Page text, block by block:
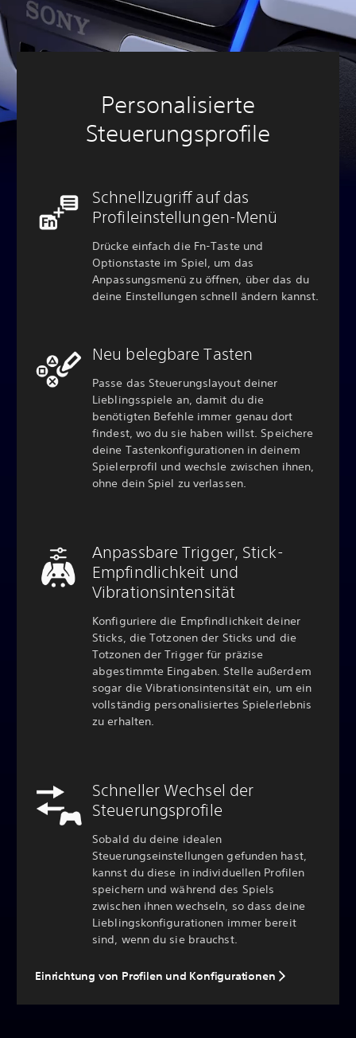
Personalisierte
Steuerungsprofile
Schnellzugriff auf das
Profileinstellungen-Menü
Drücke einfach die Fn-Taste und
Optionstaste im Spiel, um das
Anpassungsmenü zu öffnen, über das du
deine Einstellungen schnell ändern kannst.
Neu belegbare Tasten
Passe das Steuerungslayout deiner
Lieblingsspiele an, damit du die
benötigten Befehle immer genau dort
findest, wo du sie haben willst. Speichere
deine Tastenkonfigurationen in deinem
Spielerprofil und wechsle zwischen ihnen,
ohne dein Spiel zu verlassen.
Anpassbare Trigger, Stick-
Empfindlichkeit und
Vibrationsintensität
Konfiguriere die Empfindlichkeit deiner
Sticks, die Totzonen der Sticks und die
Totzonen der Trigger für präzise
abgestimmte Eingaben. Stelle außerdem
sogar die Vibrationsintensität ein, um ein
vollständig personalisiertes Spielerlebnis
zu erhalten.
Schneller Wechsel der
Steuerungsprofile
Sobald du deine idealen
Steuerungseinstellungen gefunden hast,
kannst du diese in individuellen Profilen
speichern und während des Spiels
zwischen ihnen wechseln, so dass deine
Lieblingskonfigurationen immer bereit
sind, wenn du sie brauchst.
Einrichtung von Profilen und Konfigurationen